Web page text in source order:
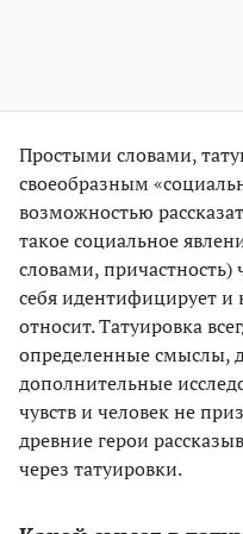
Простыми словами,
своеобразным
возможностью
такое социальное
словами, причастность)
себя идентифицирует и
относит. Татуировка
определенные смыслы,
дополнительные
чувств и человек не
древние герои
через татуировки.